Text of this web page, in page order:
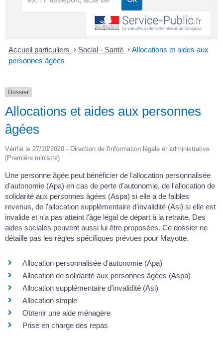
Accueil particuliers > Social - Santé > Allocations et aides aux
personnes âgées
Dossier
Allocations et aides aux personnes
âgées
Vérifié le 27/10/2020 - Direction de l'information légale et administrative
(Première ministre)
Une personne âgée peut bénéficier de l'allocation personnalisée
d'autonomie (Apa) en cas de perte d'autonomie, de l'allocation de
solidarité aux personnes âgées (Aspa) si elle a de faibles
revenus, de l'allocation supplémentaire d'invalidité (Asi) si elle est
invalide et n'a pas atteint l'âge légal de départ à la retraite. Des
aides sociales peuvent aussi lui être proposées. Ce dossier ne
détaille pas les règles spécifiques prévues pour Mayotte.
Allocation personnalisée d'autonomie (Apa)
Allocation de solidarité aux personnes âgées (Aspa)
Allocation supplémentaire d'invalidité (Asi)
Allocation simple
Obtenir une aide ménagère
Prise en charge des repas